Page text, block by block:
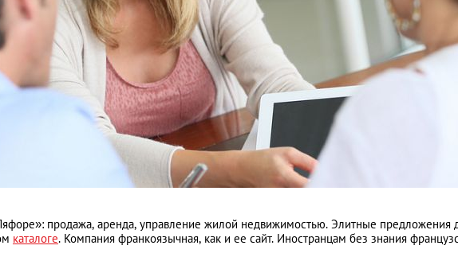
продажа, аренда, управление жилой недвижимостью. Элитные предложения
каталоге. Компания франкоязычная, как и ее сайт. Иностранцам без знания